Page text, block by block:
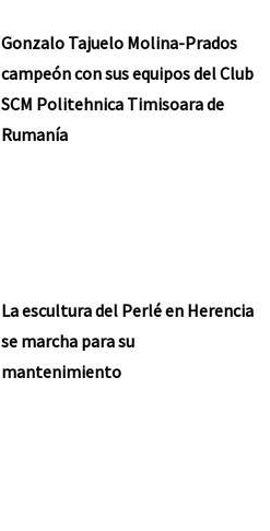
Gonzalo Tajuelo Molina-Prados
campeón con sus equipos del Club
SCM Politehnica Timisoara de
Rumanía
La escultura del Perlé en Herencia
se marcha para su
mantenimiento